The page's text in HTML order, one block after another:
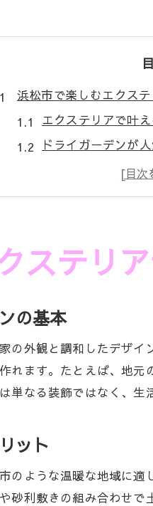
浜松市で楽しむエクス
エクステリアで叶
ドライガーデンが
プライバシー確保
ロックガーデンの
青空ガーデンで豊
エクステリアで作る静
浜松で注目のロック
低メンテナンスな
外観と調和する植
安心施工とアフタ
浜松市のエクステリア
エクステリアがも
ロックガーデンで
ステリ
の基本
の外観と調和したデザ
れます。たとえば、地
なる装飾ではなく、生
ット
のような温暖な地域に
砂利敷きの組み合わせ